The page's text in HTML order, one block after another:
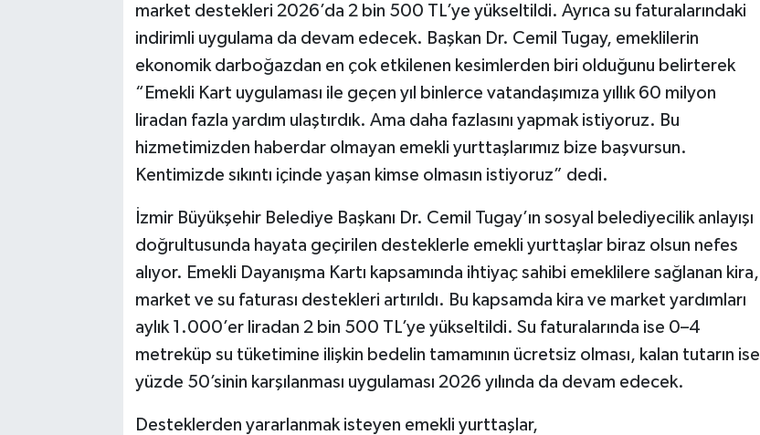
market destekleri 2026’da 2 bin 500 TL’ye yükseltildi. Ayrıca su faturalarındaki
indirimli uygulama da devam edecek. Başkan Dr. Cemil Tugay, emeklilerin
ekonomik darboğazdan en çok etkilenen kesimlerden biri olduğunu belirterek
“Emekli Kart uygulaması ile geçen yıl binlerce vatandaşımıza yıllık 60 milyon
liradan fazla yardım ulaştırdık. Ama daha fazlasını yapmak istiyoruz. Bu
hizmetimizden haberdar olmayan emekli yurttaşlarımız bize başvursun.
Kentimizde sıkıntı içinde yaşan kimse olmasın istiyoruz” dedi.
İzmir Büyükşehir Belediye Başkanı Dr. Cemil Tugay’ın sosyal belediyecilik anlayışı
doğrultusunda hayata geçirilen desteklerle emekli yurttaşlar biraz olsun nefes
alıyor. Emekli Dayanışma Kartı kapsamında ihtiyaç sahibi emeklilere sağlanan kira,
market ve su faturası destekleri artırıldı. Bu kapsamda kira ve market yardımları
aylık 1.000’er liradan 2 bin 500 TL’ye yükseltildi. Su faturalarında ise 0–4
metreküp su tüketimine ilişkin bedelin tamamının ücretsiz olması, kalan tutarın ise
yüzde 50’sinin karşılanması uygulaması 2026 yılında da devam edecek.
Desteklerden yararlanmak isteyen emekli yurttaşlar,